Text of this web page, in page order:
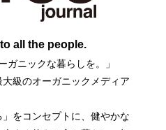
all the people.
ガニックな暮らしを。」
級のオーガニックメディア
」をコンセプトに、健やかな